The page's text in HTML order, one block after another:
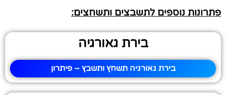
פתרונות נוספים לתשבצים ותשחצים:
בירת גאורגיה
בירת גאורגיה תשחץ ותשבץ – פיתרון